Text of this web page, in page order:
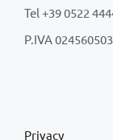
Tel +39 0522
P.IVA
Privacy